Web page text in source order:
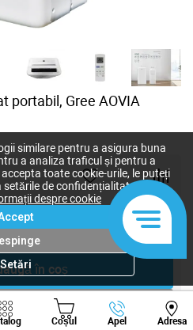
portabil, Gree AOVIA
- +
acum
în coș
Coșul Apel Adresa
Viber Whatsapp
similare pentru a asigura buna
a analiza traficul și pentru a
toate cookie-urile, le puteți
de confidențialitate după
despre cookie
Setări